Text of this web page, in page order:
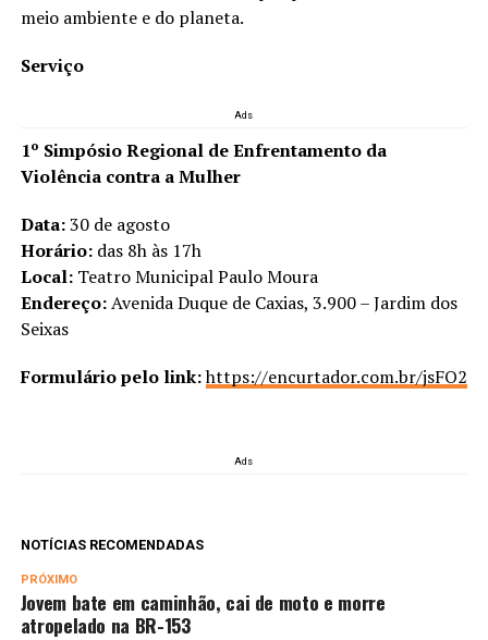
meio ambiente e do planeta.
Serviço
Ads
1º Simpósio Regional de Enfrentamento da
Violência contra a Mulher
Data:30 de agosto
Horário:das 8h às 17h
Local:Teatro Municipal Paulo Moura
Endereço:Avenida Duque de Caxias, 3.900 – Jardim dos
Seixas
Formulário pelo link:https://encurtador.com.br/jsFO2
Ads
NOTÍCIAS RECOMENDADAS
PRÓXIMO
Jovem bate em caminhão, cai de moto e morre
atropelado na BR-153